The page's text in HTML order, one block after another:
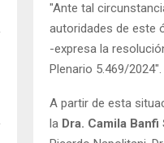
"Ante tal
autoridades de este
-expresa la
Plenario 5.469/2024".
A partir de esta
la Dra. Camila Banfi